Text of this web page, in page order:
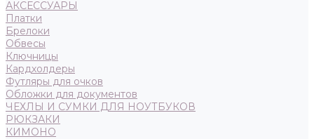
АКСЕССУАРЫ
Платки
Брелоки
Обвесы
Ключницы
Кардхолдеры
Футляры для очков
Обложки для документов
ЧЕХЛЫ И СУМКИ ДЛЯ НОУТБУКОВ
РЮКЗАКИ
КИМОНО